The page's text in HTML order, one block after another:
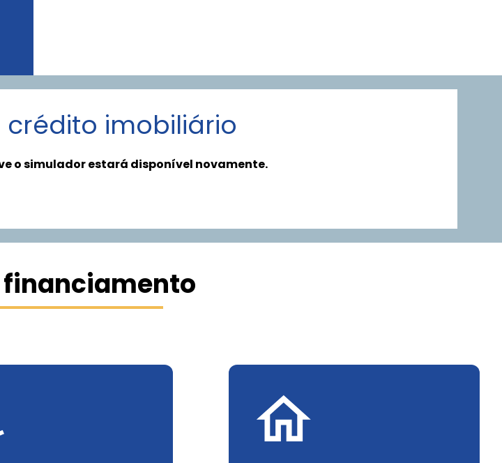
imobiliário
o simulador estará disponível novamente.
financiamento